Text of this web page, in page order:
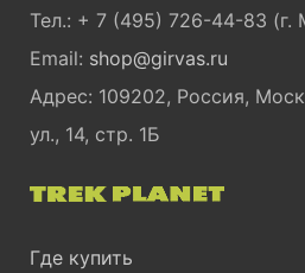
Тел.: + 7 (495) 726-44-83 (г.
Email: shop@girvas.ru
Адрес: 109202, Россия,
ул., 14, стр. 1Б
Где купить